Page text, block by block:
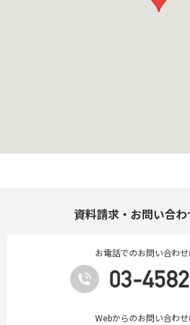
資料請求・お問い合わ
お電話でのお問い合わせ
Webからのお問い合わせ